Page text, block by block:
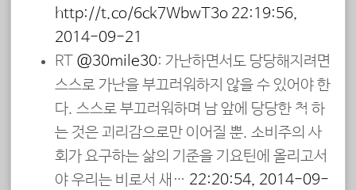
http://t.co/6ck7WbwT3o 22:19:56,
2014-09-21
RT @30mile30: 가난하면서도 당당해지려면
스스로 가난을 부끄러워하지 않을 수 있어야 한
다. 스스로 부끄러워하며 남 앞에 당당한 척 하
는 것은 괴리감으로만 이어질 뿐. 소비주의 사
회가 요구하는 삶의 기준을 기요틴에 올리고서
야 우리는 비로서 새… 22:20:54, 2014-09-